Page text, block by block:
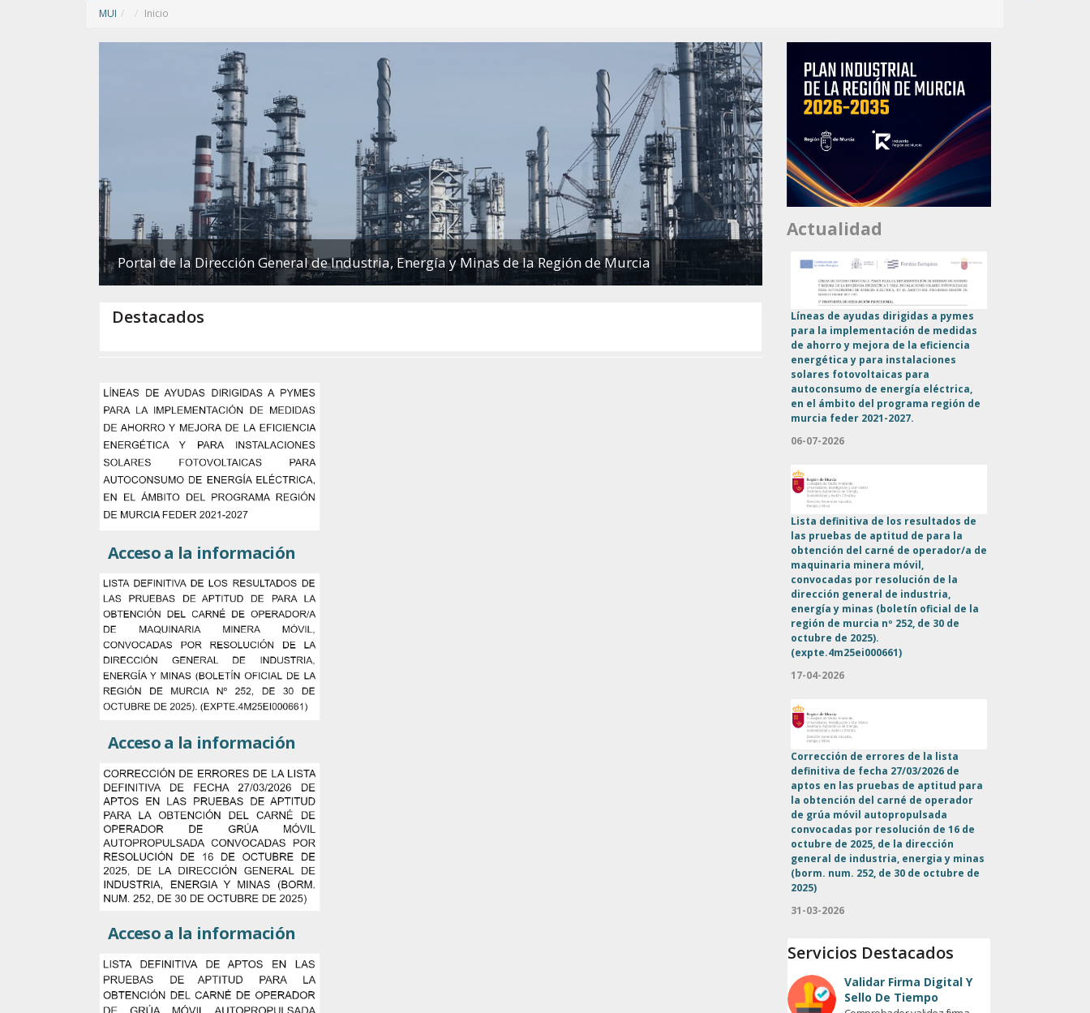
MUI / Inicio
Portal de la Dirección General de Industria, Energía y Minas de la Región de Murcia
Destacados
Acceso a la información
Acceso a la información
Acceso a la información
Actualidad
Líneas de ayudas dirigidas a pymes
para la implementación de medidas
de ahorro y mejora de la eficiencia
energética y para instalaciones
solares fotovoltaicas para
autoconsumo de energía eléctrica,
en el ámbito del programa región de
murcia feder 2021-2027.
06-07-2026
Lista definitiva de los resultados de
las pruebas de aptitud de para la
obtención del carné de operador/a de
maquinaria minera móvil,
convocadas por resolución de la
dirección general de industria,
energía y minas (boletín oficial de la
región de murcia nº 252, de 30 de
octubre de 2025).
(expte.4m25ei000661)
17-04-2026
Corrección de errores de la lista
definitiva de fecha 27/03/2026 de
aptos en las pruebas de aptitud para
la obtención del carné de operador
de grúa móvil autopropulsada
convocadas por resolución de 16 de
octubre de 2025, de la dirección
general de industria, energia y minas
(borm. num. 252, de 30 de octubre de
2025)
31-03-2026
Servicios Destacados
Validar Firma Digital Y
Sello De Tiempo